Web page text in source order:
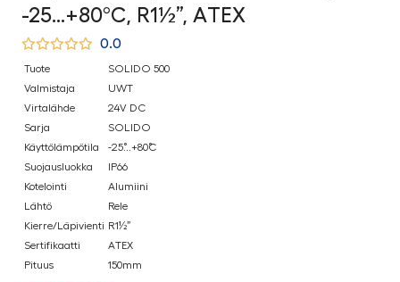
-25…+80°C, R1½”, ATEX
0.0
Tuote
SOLIDO 500
Valmistaja
UWT
Virtalähde
24V DC
Sarja
SOLIDO
Käyttölämpötila
-25˚...+80˚C
Suojausluokka
IP66
Kotelointi
Alumiini
Lähtö
Rele
Kierre/Läpivienti R1½”
Sertifikaatti
ATEX
Pituus
150mm